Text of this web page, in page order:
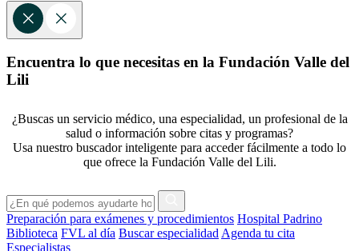
Encuentra lo que necesitas en la Fundación Valle del
Lili
¿Buscas un servicio médico, una especialidad, un profesional de la
salud o información sobre citas y programas?
Usa nuestro buscador inteligente para acceder fácilmente a todo lo
que ofrece la Fundación Valle del Lili.
Preparación para exámenes y procedimientos Hospital Padrino
Biblioteca FVL al día Buscar especialidad Agenda tu cita
Especialistas